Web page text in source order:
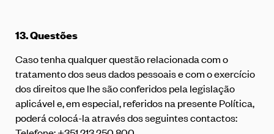
13.Questões
Caso tenha qualquer questão relacionada com o
tratamento dos seus dados pessoais e com o exercício
dos direitos que lhe são conferidos pela legislação
aplicável e, em especial, referidos na presente Política,
poderá colocá-la através dos seguintes contactos: